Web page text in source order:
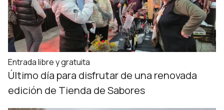
Entrada libre y gratuita
Último día para disfrutar de una renovada
edición de Tienda de Sabores